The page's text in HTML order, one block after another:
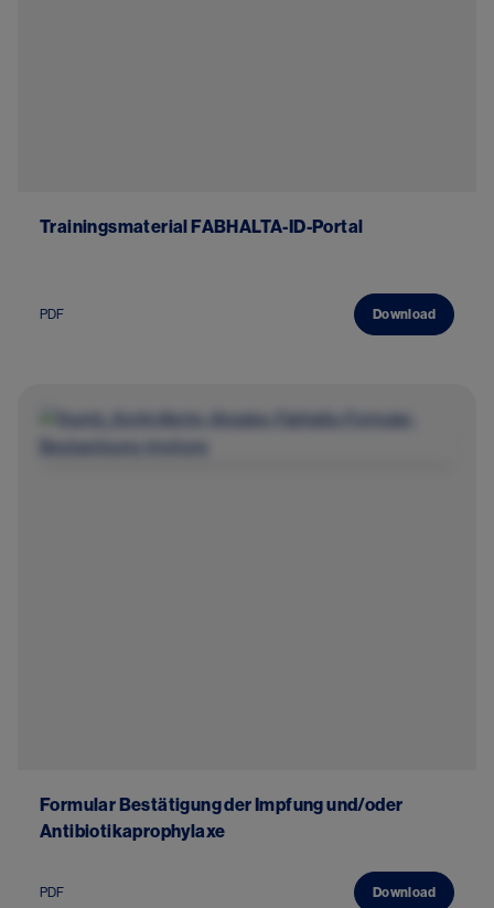
Trainingsmaterial FABHALTA-ID-Portal
PDF Download
Formular Bestätigung der Impfung und/oder
Antibiotikaprophylaxe
PDF Download